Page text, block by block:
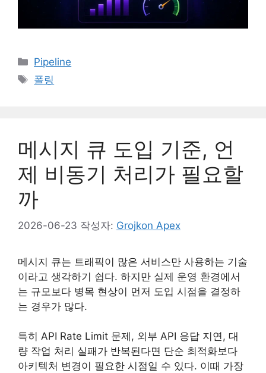
카
테
Pipeline
태
폴링
메시지 큐 도입 기준, 언
제 비동기 처리가 필요할
까
2026-06-23 작성자: Grojkon Apex
메시지 큐는 트래픽이 많은 서비스만 사용하는 기술
이라고 생각하기 쉽다. 하지만 실제 운영 환경에서
는 규모보다 병목 현상이 먼저 도입 시점을 결정하
는 경우가 많다.
특히 API Rate Limit 문제, 외부 API 응답 지연, 대
량 작업 처리 실패가 반복된다면 단순 최적화보다
아키텍처 변경이 필요한 시점일 수 있다. 이때 가장